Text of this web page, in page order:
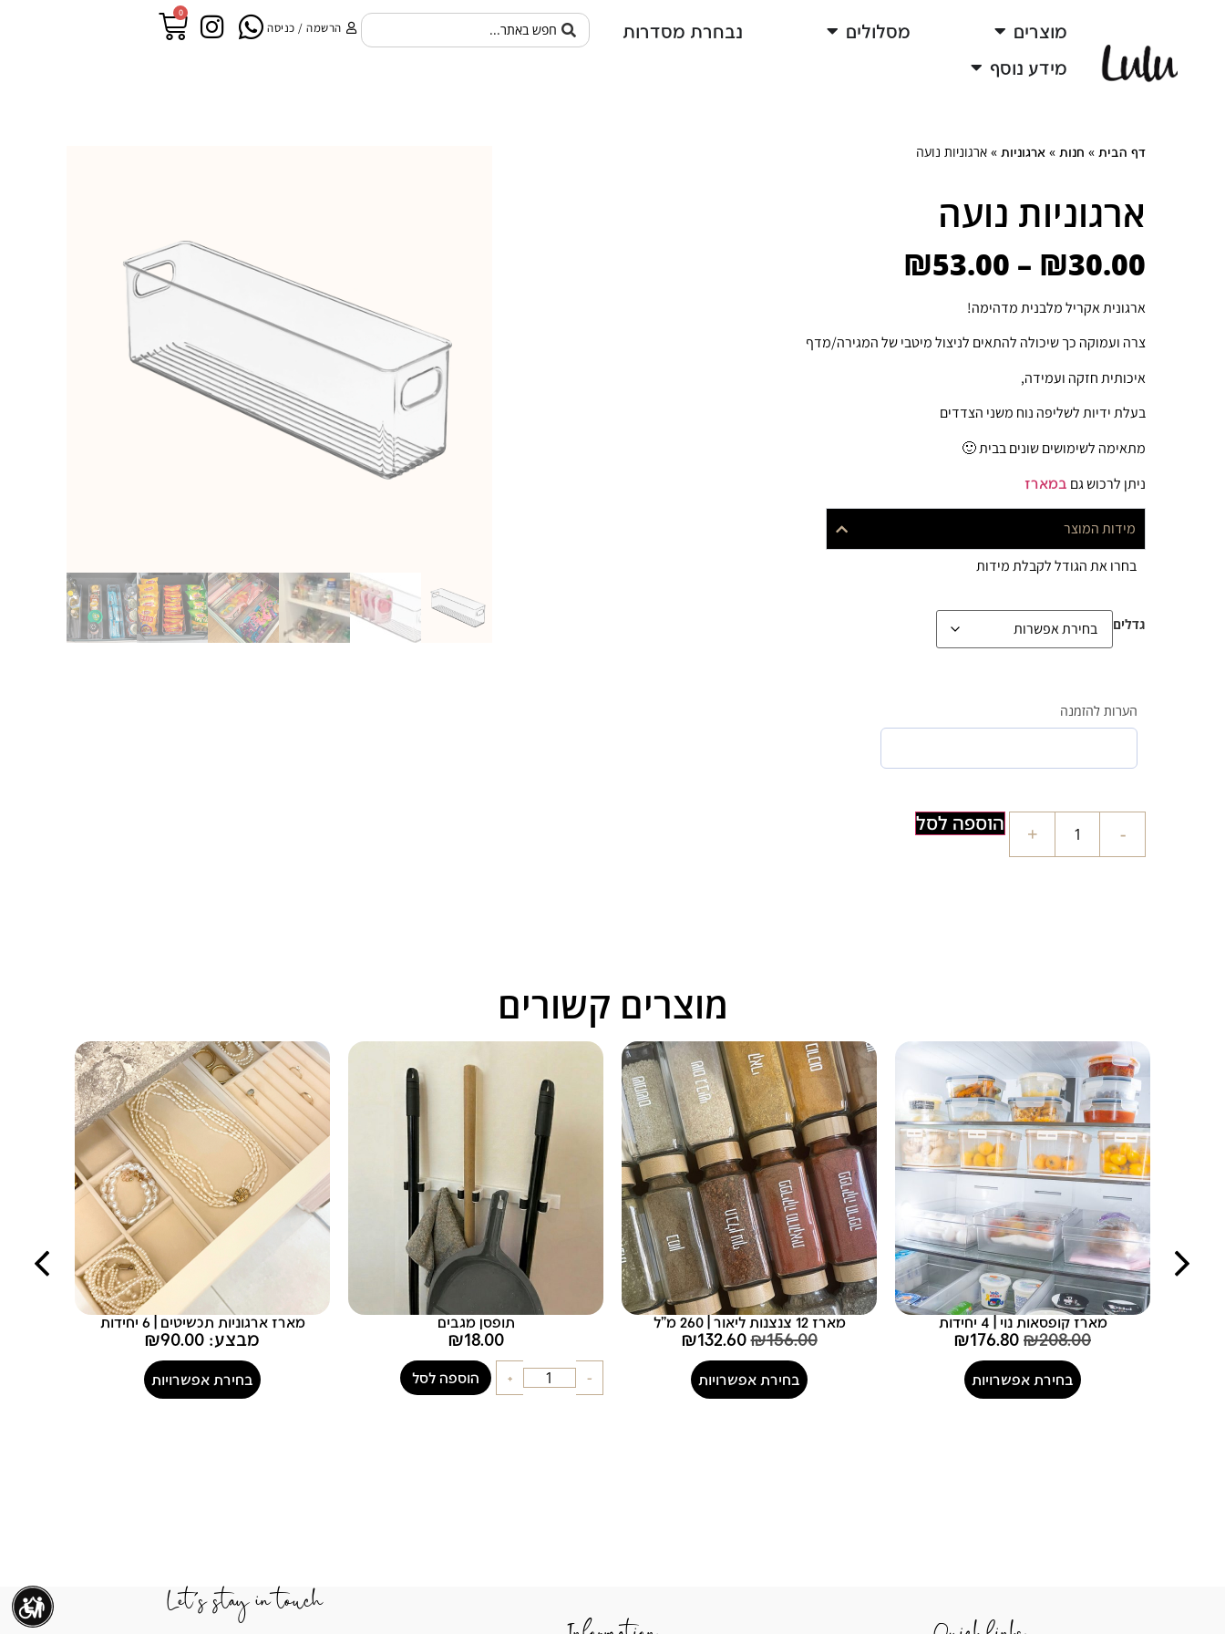
מוצרים מסלולים
נבחרת מסדרות
מידע נוסף
הרשמה / כניסה
0
דף הבית » חנות » ארגוניות » ארגוניות נועה
ארגוניות נועה
₪30.00
–
₪53.00
ארגונית אקריל מלבנית מדהימה!
צרה ועמוקה כך שיכולה להתאים לניצול מיטבי של המגירה/מדף
איכותית חזקה ועמידה,
בעלת ידיות לשליפה נוח משני הצדדים
מתאימה לשימושים שונים בבית 🙂
ניתן לרכוש גם במארז
מידות המוצר
בחרו את הגודל לקבלת מידות
גדלים
הערות להזמנה
-
+ הוספה לסל
מוצרים קשורים
מארז קופסאות נוי | 4 יחידות
₪208.00
₪176.80
בחירת אפשרויות
מארז 12 צנצנות ליאור | 260 מ"ל
₪156.00
₪132.60
בחירת אפשרויות
תופסן מגבים
₪18.00
-
+ הוספה לסל
מארז ארגוניות תכשיטים | 6 יחידות
מבצע: ₪90.00
בחירת אפשרויות
Let's stay in touch